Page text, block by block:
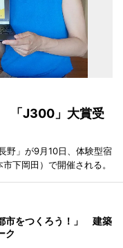
「J300」大賞受
野」が9月10日、体験型宿
下岡田）で開催される。
市をつくろう！」 建築
ク